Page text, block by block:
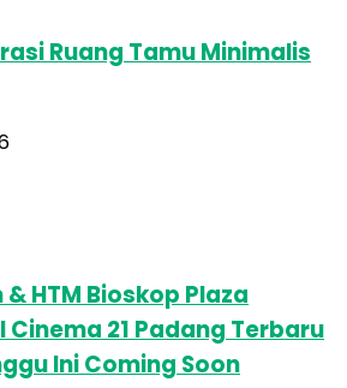
Ruang Tamu Minimalis
HTM Bioskop Plaza
Cinema 21 Padang Terbaru
Ini Coming Soon